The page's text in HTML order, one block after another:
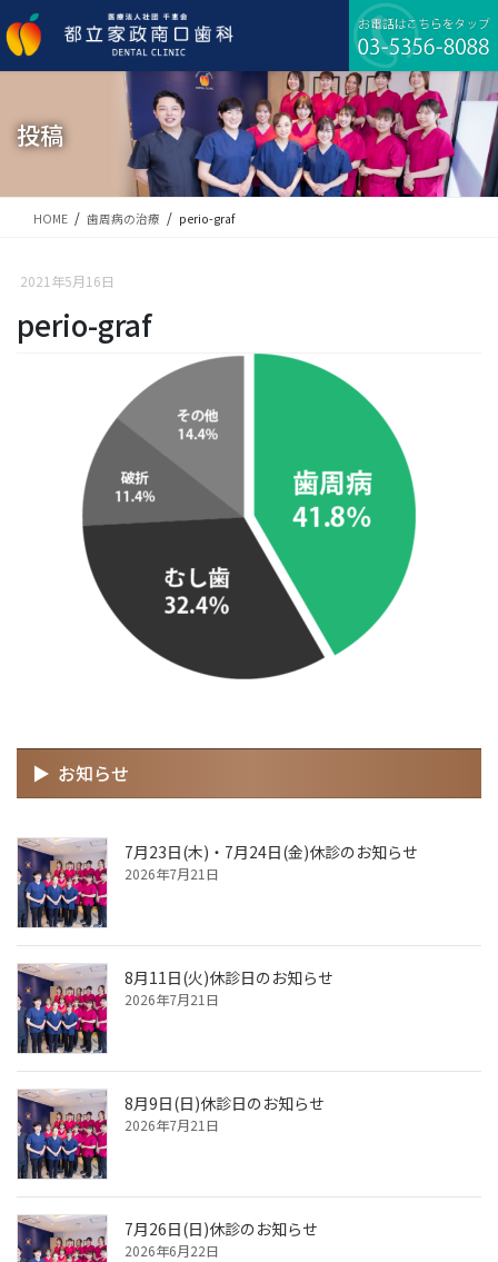
ン
テ
ビ
ゲ
移
投稿
HOME 歯周病の治療 perio-graf
2021年5月16日
perio-graf
お知らせ
7月23日(木)・7月24日(金)休診のお知らせ
2026年7月21日
8月11日(火)休診日のお知らせ
2026年7月21日
8月9日(日)休診日のお知らせ
2026年7月21日
7月26日(日)休診のお知らせ
2026年6月22日